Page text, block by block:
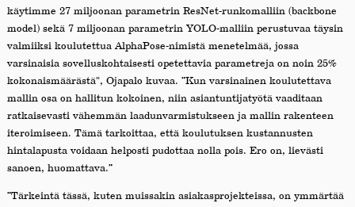
käytimme 27 miljoonan parametrin ResNet-runkomalliin (backbone
model) sekä 7 miljoonan parametrin YOLO-malliin perustuvaa täysin
valmiiksi koulutettua AlphaPose-nimistä menetelmää, jossa
varsinaisia sovelluskohtaisesti opetettavia parametreja on noin 25%
kokonaismäärästä", Ojapalo kuvaa. ”Kun varsinainen koulutettava
mallin osa on hallitun kokoinen, niin asiantuntijatyötä vaaditaan
ratkaisevasti vähemmän laadunvarmistukseen ja mallin rakenteen
iteroimiseen. Tämä tarkoittaa, että koulutuksen kustannusten
hintalapusta voidaan helposti pudottaa nolla pois. Ero on, lievästi
sanoen, huomattava.”
”Tärkeintä tässä, kuten muissakin asiakasprojekteissa, on ymmärtää